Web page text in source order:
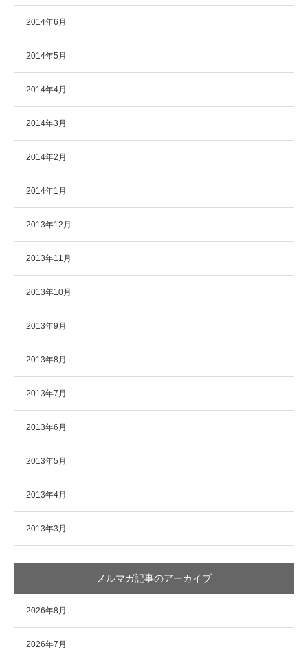
2014年6月
2014年5月
2014年4月
2014年3月
2014年2月
2014年1月
2013年12月
2013年11月
2013年10月
2013年9月
2013年8月
2013年7月
2013年6月
2013年5月
2013年4月
2013年3月
メルマガ記事のアーカイブ
2026年8月
2026年7月